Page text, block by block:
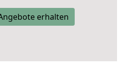
erhalten